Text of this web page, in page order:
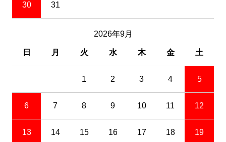
30 31
2026年9月
日 月 火 水 木 金 土
1 2 3 4 5
6 7 8 9 10 11 12
13 14 15 16 17 18 19